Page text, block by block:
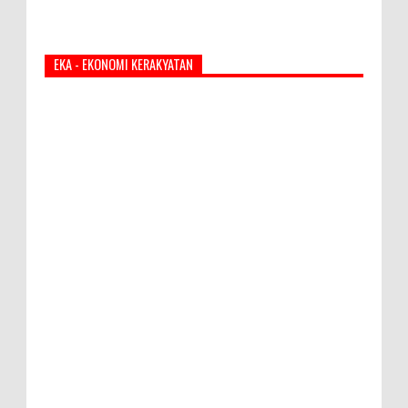
EKA - EKONOMI KERAKYATAN